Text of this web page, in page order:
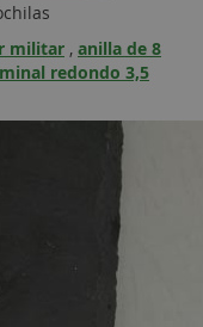
militar , anilla de 8
redondo 3,5